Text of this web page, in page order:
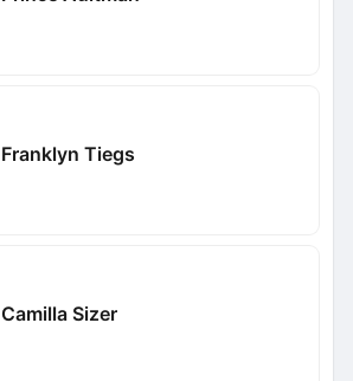
Franklyn Tiegs
Camilla Sizer